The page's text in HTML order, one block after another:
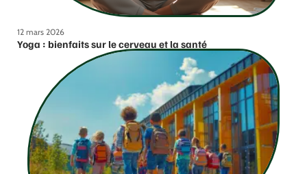
12 mars 2026
Yoga : bienfaits sur le cerveau et la santé